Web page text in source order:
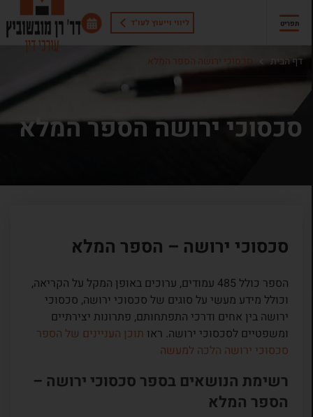
ליווי וייעוץ לעו"ד תפריט
דף הבית סכסוכי ירושה הספר המלא
סכסוכי ירושה הספר המלא
סכסוכי ירושה – הספר המלא
הספר כולל 485 עמודים, ערוכים באופן המקל על הקריאה,
וכולל מידע מעשי על סוגים של סכסוכי ירושה, סכסוכי
ירושה בין אחים ודרכי התפתחותם, פתרונות יצירתיים
ומשפטיים לסכסוכי ירושה. ראו תוכן העניינים של הספר
סכסוכי ירושה הלכה למעשה
רשימת הנושאים בספר סכסוכי ירושה –
הספר המלא